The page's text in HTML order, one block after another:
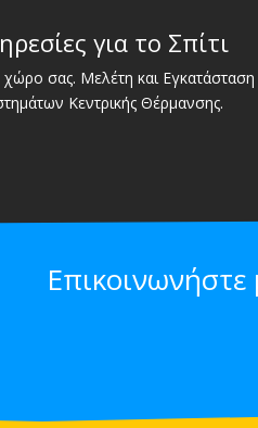
για το Σπίτι
σας. Μελέτη και Εγκατάσταση
Κεντρικής Θέρμανσης.